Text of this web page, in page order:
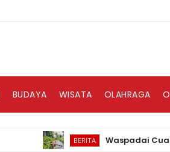
BUDAYA WISATA OLAHRAGA
BERITA Waspadai Cuaca